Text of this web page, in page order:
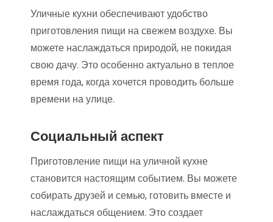
Уличные кухни обеспечивают удобство
приготовления пищи на свежем воздухе. Вы
можете наслаждаться природой, не покидая
свою дачу. Это особенно актуально в теплое
время года, когда хочется проводить больше
времени на улице.
Социальный аспект
Приготовление пищи на уличной кухне
становится настоящим событием. Вы можете
собирать друзей и семью, готовить вместе и
наслаждаться общением. Это создает